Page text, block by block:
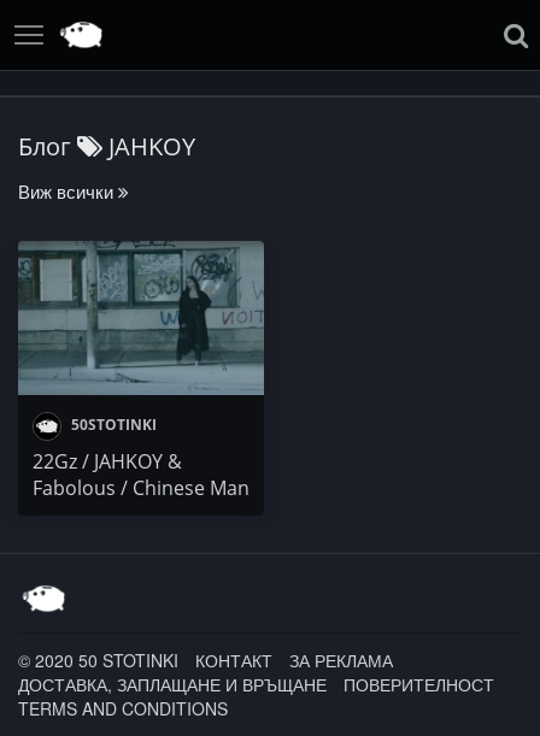
Блог JAHKOY
Виж всички
50STOTINKI
22Gz / JAHKOY &
Fabolous / Chinese Man
© 2020 50 STOTINKI КОНТАКТ
ЗА РЕКЛАМА
ДОСТАВКА, ЗАПЛАЩАНЕ И ВРЪЩАНЕ
ПОВЕРИТЕЛНОСТ
TERMS AND CONDITIONS